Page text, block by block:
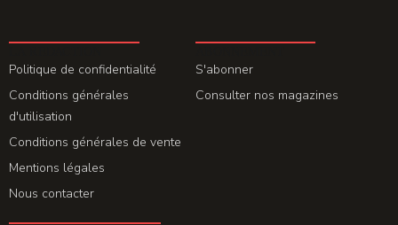
Politique de confidentialité
Conditions générales
d'utilisation
Conditions générales de vente
Mentions légales
Nous contacter
S'abonner
Consulter nos magazines